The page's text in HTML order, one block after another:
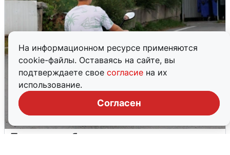
На информационном ресурсе применяются
cookie-файлы. Оставаясь на сайте, вы
подтверждаете свое согласие на их
использование.
Согласен
Тюменцам бесплатно подвезут воду: